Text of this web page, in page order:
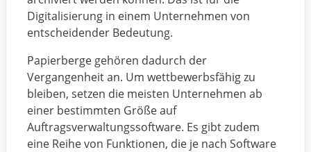
Digitalisierung in einem Unternehmen von
entscheidender Bedeutung.
Papierberge gehören dadurch der
Vergangenheit an. Um wettbewerbsfähig zu
bleiben, setzen die meisten Unternehmen ab
einer bestimmten Größe auf
Auftragsverwaltungssoftware. Es gibt zudem
eine Reihe von Funktionen, die je nach Software